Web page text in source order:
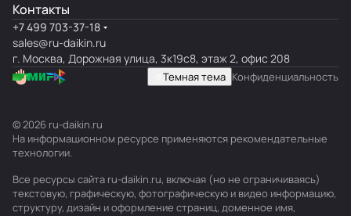
Контакты
+7 499 703-37-18
sales@ru-daikin.ru
г. Москва, Дорожная улица, 3к19с8, этаж 2, офис 208
Темная тема Конфиденциальность
© 2026 ru-daikin.ru
На информационном ресурсе применяются рекомендательные
технологии.
Все ресурсы сайта ru-daikin.ru, включая (но не ограничиваясь)
текстовую, графическую, фотографическую и видео информацию,
структуру, дизайн и оформление страниц, доменное имя,